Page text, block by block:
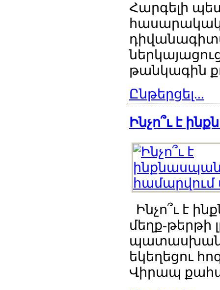
Հարգելի
թանկագին
Ընթերցել...
Ինչո՞ւ է
Ինչո՞ւ է
մեղք-թերթի
եկեղեցու
Վիրապ